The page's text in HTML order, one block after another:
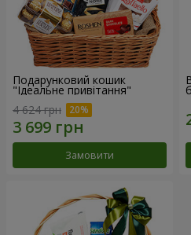
Подарунковий кошик
"Ідеальне привітання"
4 624 грн
Замовити